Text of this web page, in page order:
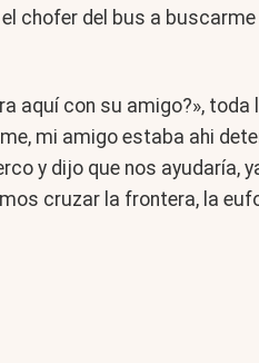
chofer del bus a
aquí con su amigo?», toda
mi amigo estaba ahi
y dijo que nos ayudaría,
cruzar la frontera, la